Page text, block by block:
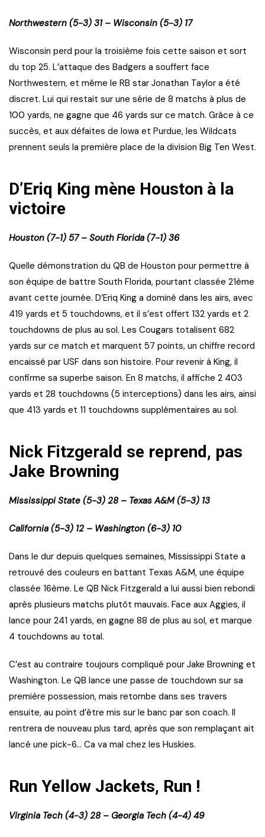
Northwestern (5-3) 31 – Wisconsin (5-3) 17
Wisconsin perd pour la troisième fois cette saison et sort
du top 25. L’attaque des Badgers a souffert face
Northwestern, et même le RB star Jonathan Taylor a été
discret. Lui qui restait sur une série de 8 matchs à plus de
100 yards, ne gagne que 46 yards sur ce match. Grâce à ce
succès, et aux défaites de Iowa et Purdue, les Wildcats
prennent seuls la première place de la division Big Ten West.
D’Eriq King mène Houston à la
victoire
Houston (7-1) 57 – South Florida (7-1) 36
Quelle démonstration du QB de Houston pour permettre à
son équipe de battre South Florida, pourtant classée 21ème
avant cette journée. D’Eriq King a dominé dans les airs, avec
419 yards et 5 touchdowns, et il s’est offert 132 yards et 2
touchdowns de plus au sol. Les Cougars totalisent 682
yards sur ce match et marquent 57 points, un chiffre record
encaissé par USF dans son histoire. Pour revenir à King, il
confirme sa superbe saison. En 8 matchs, il affiche 2 403
yards et 28 touchdowns (5 interceptions) dans les airs, ainsi
que 413 yards et 11 touchdowns supplémentaires au sol.
Nick Fitzgerald se reprend, pas
Jake Browning
Mississippi State (5-3) 28 – Texas A&M (5-3) 13
California (5-3) 12 – Washington (6-3) 10
Dans le dur depuis quelques semaines, Mississippi State a
retrouvé des couleurs en battant Texas A&M, une équipe
classée 16ème. Le QB Nick Fitzgerald a lui aussi bien rebondi
après plusieurs matchs plutôt mauvais. Face aux Aggies, il
lance pour 241 yards, en gagne 88 de plus au sol, et marque
4 touchdowns au total.
C’est au contraire toujours compliqué pour Jake Browning et
Washington. Le QB lance une passe de touchdown sur sa
première possession, mais retombe dans ses travers
ensuite, au point d’être mis sur le banc par son coach. Il
rentrera de nouveau plus tard, après que son remplaçant ait
lancé une pick-6… Ca va mal chez les Huskies.
Run Yellow Jackets, Run !
Virginia Tech (4-3) 28 – Georgia Tech (4-4) 49